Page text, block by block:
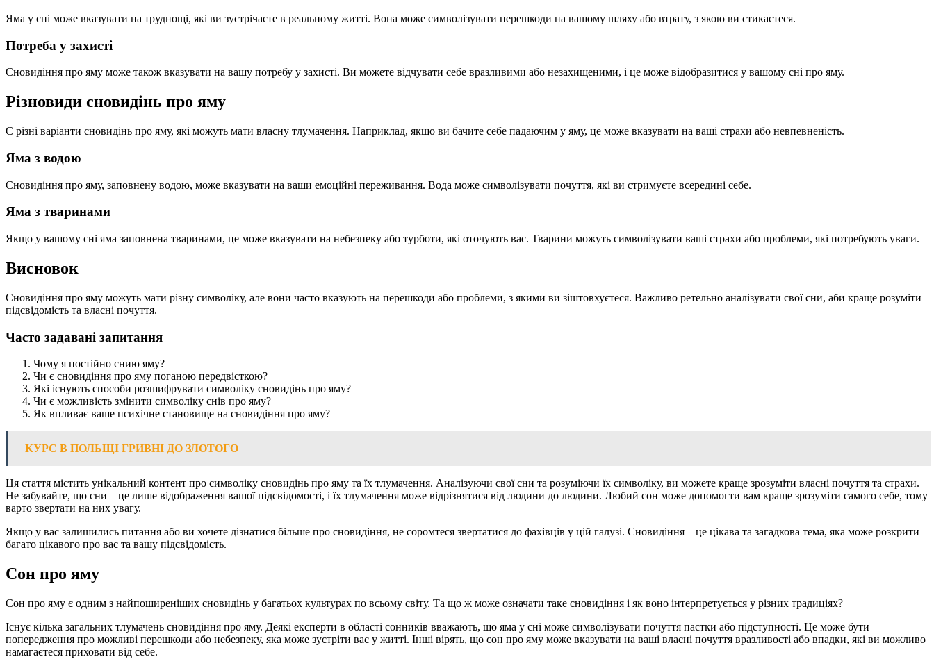
Яма у сні може вказувати на труднощі, які ви зустрічаєте в реальному житті. Вона може символізувати перешкоди на вашому шляху або втрату, з якою ви стикаєтеся.
Потреба у захисті
Сновидіння про яму може також вказувати на вашу потребу у захисті. Ви можете відчувати себе вразливими або незахищеними, і це може відобразитися у вашому сні про яму.
Різновиди сновидінь про яму
Є різні варіанти сновидінь про яму, які можуть мати власну тлумачення. Наприклад, якщо ви бачите себе падаючим у яму, це може вказувати на ваші страхи або невпевненість.
Яма з водою
Сновидіння про яму, заповнену водою, може вказувати на ваши емоційні переживання. Вода може символізувати почуття, які ви стримуєте всередині себе.
Яма з тваринами
Якщо у вашому сні яма заповнена тваринами, це може вказувати на небезпеку або турботи, які оточують вас. Тварини можуть символізувати ваші страхи або проблеми, які потребують уваги.
Висновок
Сновидіння про яму можуть мати різну символіку, але вони часто вказують на перешкоди або проблеми, з якими ви зіштовхуєтеся. Важливо ретельно аналізувати свої сни, аби краще розуміти
підсвідомість та власні почуття.
Часто задавані запитання
Чому я постійно снию яму?
Чи є сновидіння про яму поганою передвісткою?
Які існують способи розшифрувати символіку сновидінь про яму?
Чи є можливість змінити символіку снів про яму?
Як впливає ваше психічне становище на сновидіння про яму?
КУРС В ПОЛЬЩІ ГРИВНІ ДО ЗЛОТОГО
Ця стаття містить унікальний контент про символіку сновидінь про яму та їх тлумачення. Аналізуючи свої сни та розуміючи їх символіку, ви можете краще зрозуміти власні почуття та страхи.
Не забувайте, що сни – це лише відображення вашої підсвідомості, і їх тлумачення може відрізнятися від людини до людини. Любий сон може допомогти вам краще зрозуміти самого себе, тому
варто звертати на них увагу.
Якщо у вас залишились питання або ви хочете дізнатися більше про сновидіння, не соромтеся звертатися до фахівців у цій галузі. Сновидіння – це цікава та загадкова тема, яка може розкрити
багато цікавого про вас та вашу підсвідомість.
Сон про яму
Сон про яму є одним з найпоширеніших сновидінь у багатьох культурах по всьому світу. Та що ж може означати таке сновидіння і як воно інтерпретується у різних традиціях?
Існує кілька загальних тлумачень сновидіння про яму. Деякі експерти в області сонників вважають, що яма у сні може символізувати почуття пастки або підступності. Це може бути
попередження про можливі перешкоди або небезпеку, яка може зустріти вас у житті. Інші вірять, що сон про яму може вказувати на ваші власні почуття вразливості або впадки, які ви можливо
намагаєтеся приховати від себе.